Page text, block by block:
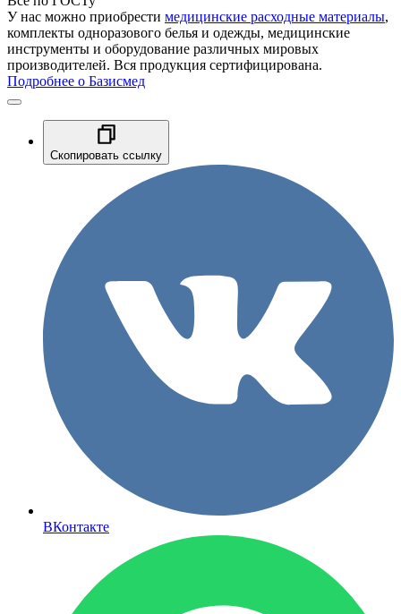
У нас можно приобрести медицинские расходные материалы,
комплекты одноразового белья и одежды, медицинские
инструменты и оборудование различных мировых
производителей. Вся продукция сертифицирована.
Подробнее о Базисмед
Скопировать ссылку
ВКонтакте